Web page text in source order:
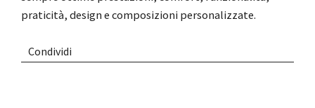
praticità, design e composizioni personalizzate.
Condividi